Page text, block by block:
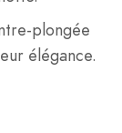
plongée
élégance.